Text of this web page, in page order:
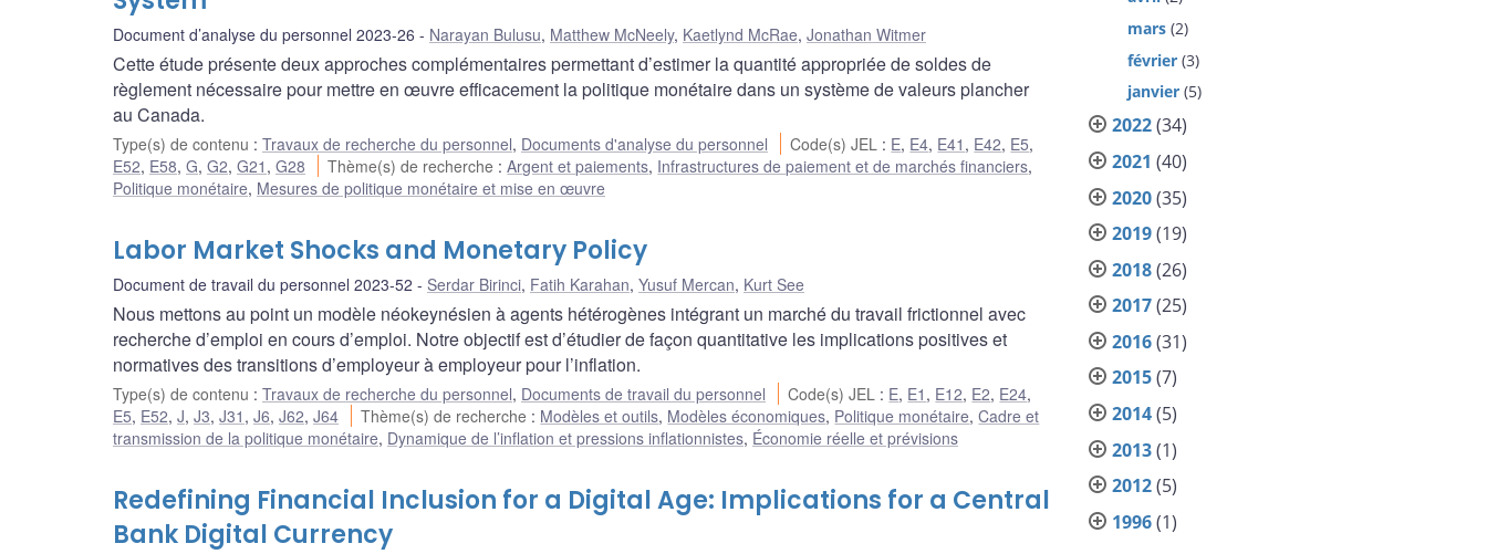
Document d’analyse du personnel 2023-26 Narayan Bulusu, Matthew McNeely, Kaetlynd McRae, Jonathan Witmer
Cette étude présente deux approches complémentaires permettant d’estimer la quantité appropriée de soldes de
règlement nécessaire pour mettre en œuvre efficacement la politique monétaire dans un système de valeurs plancher
au Canada.
Type(s) de contenu : Travaux de recherche du personnel, Documents d'analyse du personnel Code(s) JEL : E, E4, E41 , E42, E5,
E52, E58, G, G2, G21 , G28 Thème(s) de recherche :Argent et paiements, Infrastructures de paiement et de marchés financiers,
Politique monétaire, Mesures de politique monétaire et mise en œuvre
Labor Market Shocks and Monetary Policy
Document de travail du personnel 2023-52 Serdar Birinci, Fatih Karahan, Yusuf Mercan, Kurt See
Nous mettons au point un modèle néokeynésien à agents hétérogènes intégrant un marché du travail frictionnel avec
recherche d’emploi en cours d’emploi. Notre objectif est d’étudier de façon quantitative les implications positives et
normatives des transitions d’employeur à employeur pour l’inflation.
Type(s) de contenu : Travaux de recherche du personnel, Documents de travail du personnel Code(s) JEL : E, E1 , E12, E2, E24,
E5, E52, J, J3, J31 , J6, J62, J64 Thème(s) de recherche : Modèles et outils, Modèles économiques, Politique monétaire,Cadre et
transmission de la politique monétaire, Dynamique de l’inflation et pressions inflationnistes, Économie réelle et prévisions
Redefining Financial Inclusion for a Digital Age: Implications for a Central
Bank Digital Currency
mars (2)
février (3)
janvier (5)
2022(34)
2021 (40)
2020(35)
2019(19)
2018(26)
2017(25)
2016(31)
2015(7)
2014(5)
2013(1)
2012(5)
1996(1)